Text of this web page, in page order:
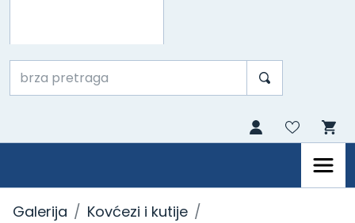
Galerija Kovćezi i kutije